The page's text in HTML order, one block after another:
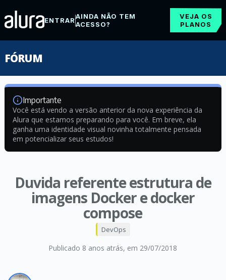
ENTRARAINDA NÃO TEM
ACESSO?
VEJA OS
PLANOS
FÓRUM
Importante
Você está vendo a versão anterior da nova experiência da
Alura que estamos preparando para você. Em breve, ela
ganha uma identidade visual novinha totalmente pensada
em potencializar seus estudos!
Duvida referente estrutura de
imagens Docker e docker
compose
Publicado 8 anos atrás, em 29/07/2018
DevOps